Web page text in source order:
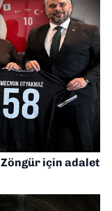
Zöngür için adalet